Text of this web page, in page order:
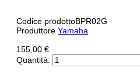
Codice prodottoBPR02G
Produttore Yamaha
155,00 €
Quantità: